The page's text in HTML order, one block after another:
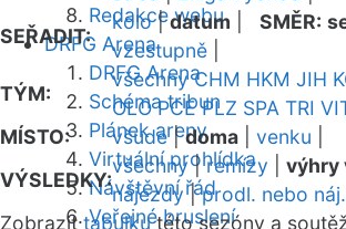
Redakce webu
DRFG Arena
DRFG Arena
Schéma tribun
Plánek areny
Virtuální prohlídka
Návštěvní řád
Veřejné bruslení
SEŘADIT:
kolo|datum SMĚR:
vzestupně
TÝM:
všechny CHM HKM JIH
OLO PCE PLZ SPA TRI
MÍSTO:
všude|doma venku
VÝSLEDKY:
všechny|remízy výhry
nájezdy|prodl. nebo náj.
Zobrazittabulkutéto sezóny a